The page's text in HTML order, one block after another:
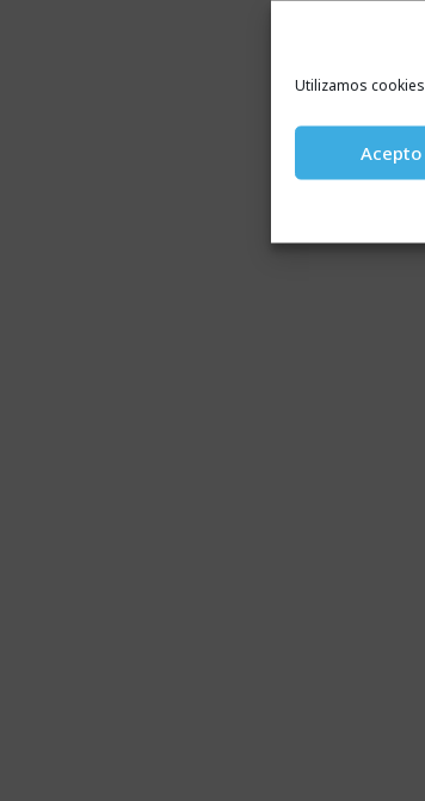
Utilizamos
Acepto